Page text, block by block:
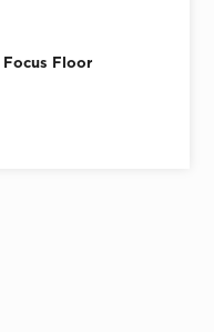
Focus Floor